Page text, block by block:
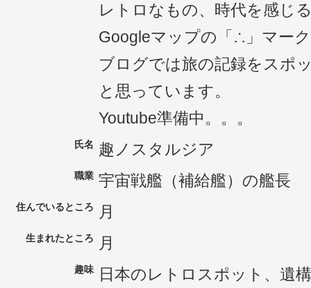
レトロなもの、時代を感じ
Googleマップの「∴」マー
ブログでは旅の記録をスポ
と思っています。
Youtube準備中。。。
氏名 趣ノスタルジア
職業 宇宙戦艦（補給艦）の艦長
住んでいるところ 月
生まれたところ 月
趣味 日本のレトロスポット、遺